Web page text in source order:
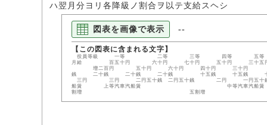
ハ翌月分ヨリ各降級ノ割合ヲ以テ支給スヘシ
図表を画像で表示 --
役員等級 一等 二等 三等 四等 五
月給 百五十円 六十円 七十円 五十円 三
増二百円 五十円 六十円 四十円 三十円
銭 二十銭 二十銭 二十銭 十五銭 十五銭
三円 三円 二円五十銭 二円五十銭 二円 一円五十
船賃 上等汽車汽船賃 中等汽車
割増 五割増 汽船賃